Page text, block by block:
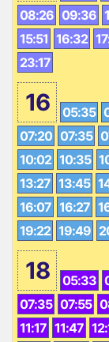
08:26 09:36
15:51 16:32
23:17
16 05:35
07:20 07:35
10:02 10:35
13:27 13:45
16:07 16:27
19:22 19:49
18 05:33
07:35 07:55
11:17 11:47